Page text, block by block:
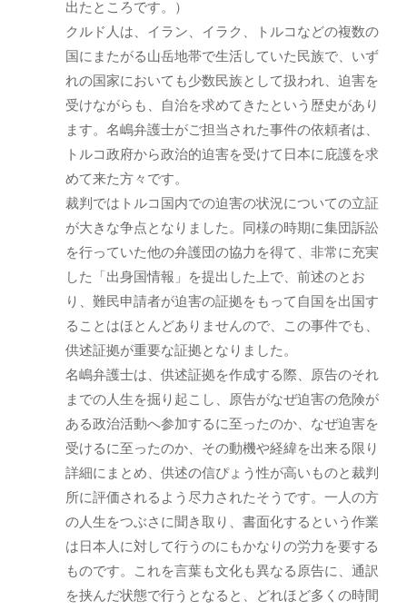
出たところです。）
クルド人は、イラン、イラク、トルコなどの複数の
国にまたがる山岳地帯で生活していた民族で、いず
れの国家においても少数民族として扱われ、迫害を
受けながらも、自治を求めてきたという歴史があり
ます。名嶋弁護士がご担当された事件の依頼者は、
トルコ政府から政治的迫害を受けて日本に庇護を求
めて来た方々です。
裁判ではトルコ国内での迫害の状況についての立証
が大きな争点となりました。同様の時期に集団訴訟
を行っていた他の弁護団の協力を得て、非常に充実
した「出身国情報」を提出した上で、前述のとお
り、難民申請者が迫害の証拠をもって自国を出国す
ることはほとんどありませんので、この事件でも、
供述証拠が重要な証拠となりました。
名嶋弁護士は、供述証拠を作成する際、原告のそれ
までの人生を掘り起こし、原告がなぜ迫害の危険が
ある政治活動へ参加するに至ったのか、なぜ迫害を
受けるに至ったのか、その動機や経緯を出来る限り
詳細にまとめ、供述の信ぴょう性が高いものと裁判
所に評価されるよう尽力されたそうです。一人の方
の人生をつぶさに聞き取り、書面化するという作業
は日本人に対して行うのにもかなりの労力を要する
ものです。これを言葉も文化も異なる原告に、通訳
を挟んだ状態で行うとなると、どれほど多くの時間